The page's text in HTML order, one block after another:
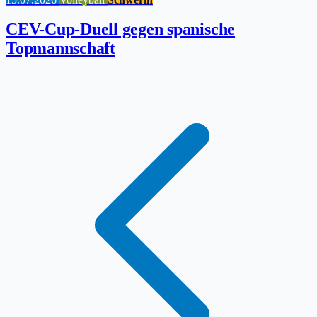
CEV-Cup-Duell gegen spanische
Topmannschaft